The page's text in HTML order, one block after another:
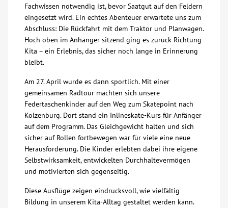
Fachwissen notwendig ist, bevor Saatgut auf den Feldern
eingesetzt wird. Ein echtes Abenteuer erwartete uns zum
Abschluss: Die Rückfahrt mit dem Traktor und Planwagen.
Hoch oben im Anhänger sitzend ging es zurück Richtung
Kita – ein Erlebnis, das sicher noch lange in Erinnerung
bleibt.
Am 27. April wurde es dann sportlich. Mit einer
gemeinsamen Radtour machten sich unsere
Federtaschenkinder auf den Weg zum Skatepoint nach
Kolzenburg. Dort stand ein Inlineskate-Kurs für Anfänger
auf dem Programm. Das Gleichgewicht halten und sich
sicher auf Rollen fortbewegen war für viele eine neue
Herausforderung. Die Kinder erlebten dabei ihre eigene
Selbstwirksamkeit, entwickelten Durchhaltevermögen
und motivierten sich gegenseitig.
Diese Ausflüge zeigen eindrucksvoll, wie vielfältig
Bildung in unserem Kita-Alltag gestaltet werden kann.